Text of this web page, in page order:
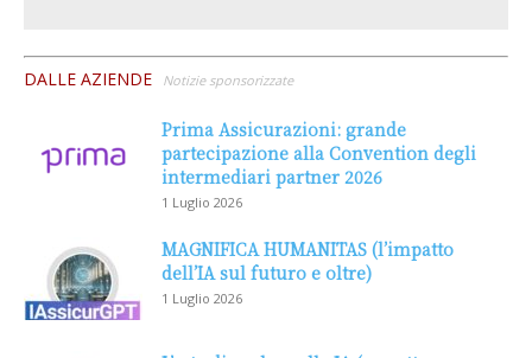
DALLE AZIENDE Notizie sponsorizzate
Prima Assicurazioni: grande
partecipazione alla Convention degli
intermediari partner 2026
1 Luglio 2026
MAGNIFICA HUMANITAS (l’impatto
dell’IA sul futuro e oltre)
1 Luglio 2026